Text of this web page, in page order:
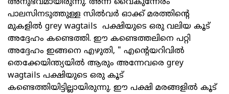
അനുഭവമായിരുന്നു. അന്ന് വൈകുന്നേരം
പാലസിനടുത്തുള്ള സിൽവർ ഓക്ക് മരത്തിന്റെ
മുകളിൽ grey wagtails പക്ഷിയുടെ ഒരു വലിയ കൂട്
അദ്ദേഹം കണ്ടെത്തി. ഈ കണ്ടെത്തലിനെ പറ്റി
അദ്ദേഹം ഇങ്ങനെ എഴുതി, " എന്റെയറിവിൽ
തെക്കേയിന്ത്യയിൽ ആരും അന്നേവരെ grey
wagtails പക്ഷിയുടെ ഒരു കൂട്
കണ്ടെത്തിയിട്ടില്ലായിരുന്നു. ഈ പക്ഷി മരങ്ങളിൽ കൂട്